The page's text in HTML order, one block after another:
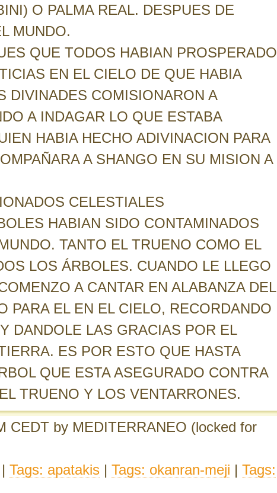
O PALMA REAL. DESPUES DE
MUNDO.
QUE TODOS HABIAN PROSPERADO
EN EL CIELO DE QUE HABIA
DIVINADES COMISIONARON A
A INDAGAR LO QUE ESTABA
HABIA HECHO ADIVINACION PARA
A SHANGO EN SU MISION A
CELESTIALES
HABIAN SIDO CONTAMINADOS
TANTO EL TRUENO COMO EL
LOS ÁRBOLES. CUANDO LE LLEGO
A CANTAR EN ALABANZA DEL
PARA EL EN EL CIELO, RECORDANDO
DANDOLE LAS GRACIAS POR EL
ES POR ESTO QUE HASTA
QUE ESTA ASEGURADO CONTRA
TRUENO Y LOS VENTARRONES.
CEDT by MEDITERRANEO (locked for
| Tags: apatakis | Tags: okanran-meji | Tags: